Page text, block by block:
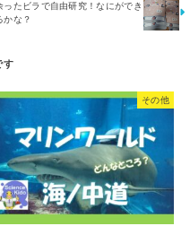
ったビラで自由研究！なにができ
かな？
その他